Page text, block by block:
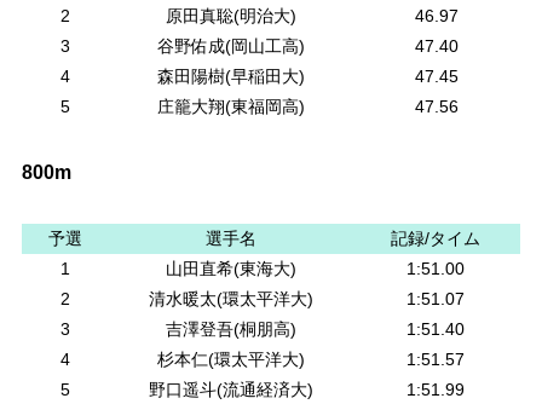
2
原田真聡(明治大)
46.97
3
谷野佑成(岡山工高)
47.40
4
森田陽樹(早稲田大)
47.45
5
庄籠大翔(東福岡高) 47.56
800m
予選 選手名
記録/タイム
1
山田直希(東海大)
1:51.00
2
清水暖太(環太平洋大)
1:51.07
3
吉澤登吾(桐朋高)
1:51.40
4
杉本仁(環太平洋大)
1:51.57
5
野口遥斗(流通経済大) 1:51.99